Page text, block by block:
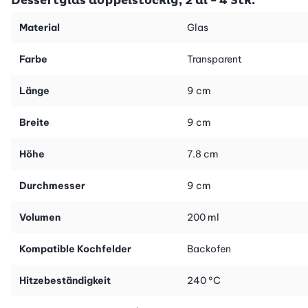
Material Glas
Farbe Transparent
Länge 9 cm
Breite 9 cm
Höhe 7.8 cm
Durchmesser 9 cm
Volumen 200 ml
Kompatible Kochfelder Backofen
Hitzebeständigkeit 240 °C